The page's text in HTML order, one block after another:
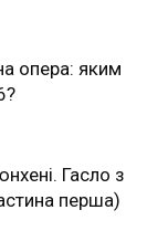
опера: яким
Гасло з
перша)